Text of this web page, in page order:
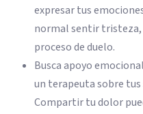
expresar tus
normal sentir tristeza,
proceso de duelo.
Busca apoyo
un terapeuta sobre
Compartir tu dolor